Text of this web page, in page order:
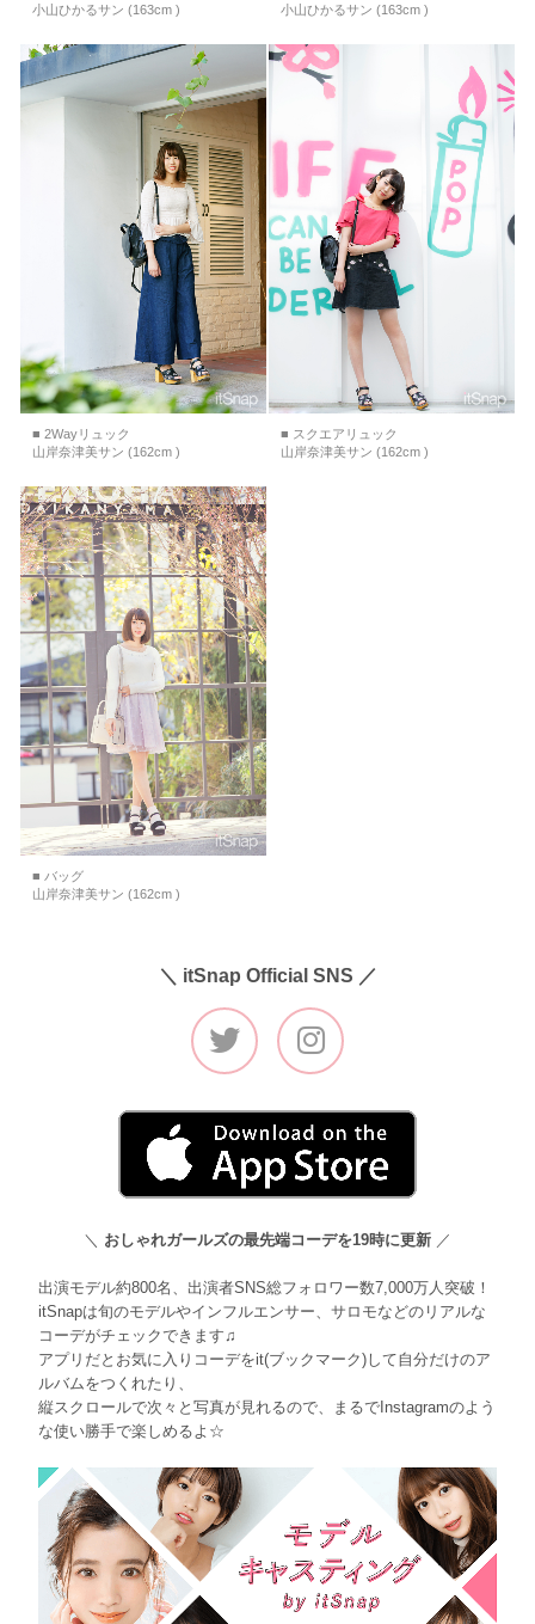
小山ひかるサン (163cm )
小山ひかるサン (163cm )
■ 2Wayリュック
山岸奈津美サン (162cm )
■ スクエアリュック
山岸奈津美サン (162cm )
■ バッグ
山岸奈津美サン (162cm )
＼ itSnap Official SNS ／
＼ おしゃれガールズの最先端コーデを19時に更新 ／
出演モデル約800名、出演者SNS総フォロワー数7,000万人突破！
itSnapは旬のモデルやインフルエンサー、サロモなどのリアルな
コーデがチェックできます♫
アプリだとお気に入りコーデをit(ブックマーク)して自分だけのア
ルバムをつくれたり、
縦スクロールで次々と写真が見れるので、まるでInstagramのよう
な使い勝手で楽しめるよ☆